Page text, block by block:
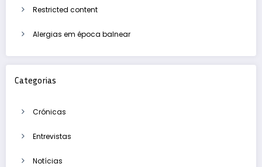
Restricted content
Alergias em época balnear
Categorias
Crónicas
Entrevistas
Notícias